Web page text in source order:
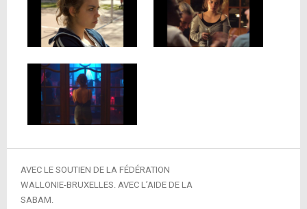
AVEC LE SOUTIEN DE LA FÉDÉRATION
WALLONIE-BRUXELLES. AVEC L’AIDE DE LA
SABAM.